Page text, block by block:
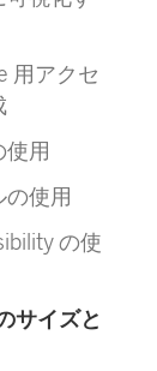
用アクセ
用
使用
の使
サイズと